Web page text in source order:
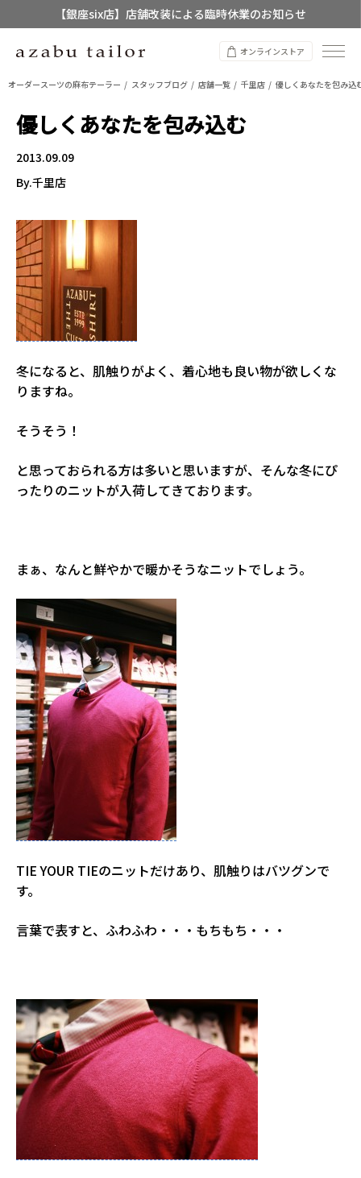
【銀座six店】店舗改装による臨時休業のお知らせ
【店舗限定】レディースオーダースーツ
オンラインストア
オーダースーツの麻布テーラー スタッフブログ 店舗一覧 千里店 優しくあなたを包み込
優しくあなたを包み込む
2013.09.09
By.千里店
冬になると、肌触りがよく、着心地も良い物が欲しくな
りますね。
そうそう！
と思っておられる方は多いと思いますが、そんな冬にぴ
ったりのニットが入荷してきております。
まぁ、なんと鮮やかで暖かそうなニットでしょう。
TIE YOUR TIEのニットだけあり、肌触りはバツグンで
す。
言葉で表すと、ふわふわ・・・もちもち・・・